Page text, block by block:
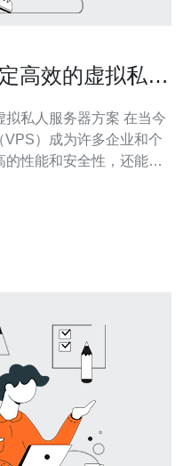
高效的虚拟私人
服务器方案 在当今
）成为许多企业和个
的性能和安全性，还能为
们稳定高效，能够满足